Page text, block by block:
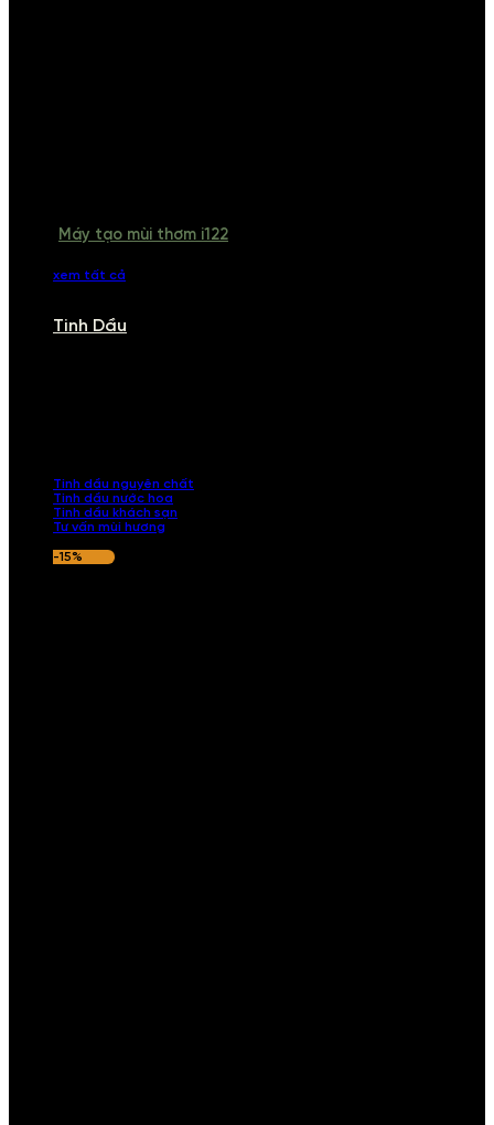
Máy tạo mùi thơm i122
xem tất cả
Tinh Dầu
Tinh dầu nguyên chất
Tinh dầu nước hoa
Tinh dầu khách sạn
Tư vấn mùi hương
-15%